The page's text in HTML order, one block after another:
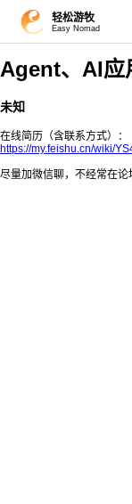
轻松游牧
Easy Nomad
Agent、AI应
未知
在线简历（含联系方式）：
https://my.feishu.cn/wiki/
尽量加微信聊，不经常在论